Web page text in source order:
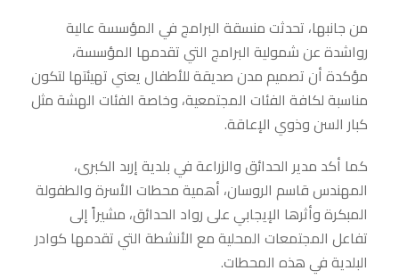
من جانبها، تحدثت منسقة البرامج في المؤسسة عالية
رواشدة عن شمولية البرامج التي تقدمها المؤسسة،
مؤكدة أن تصميم مدن صديقة للأطفال يعني تهيئتها لتكون
مناسبة لكافة الفئات المجتمعية، وخاصة الفئات الهشة مثل
كبار السن وذوي الإعاقة.
كما أكد مدير الحدائق والزراعة في بلدية إربد الكبرى،
المهندس قاسم الروسان، أهمية محطات الأسرة والطفولة
المبكرة وأثرها الإيجابي على رواد الحدائق، مشيراً إلى
تفاعل المجتمعات المحلية مع الأنشطة التي تقدمها كوادر
البلدية في هذه المحطات.